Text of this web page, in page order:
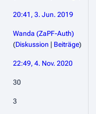
20:41, 3. Jun. 2019
Wanda (ZaPF-Auth)
(Diskussion | Beiträge)
22:49, 4. Nov. 2020
30
3